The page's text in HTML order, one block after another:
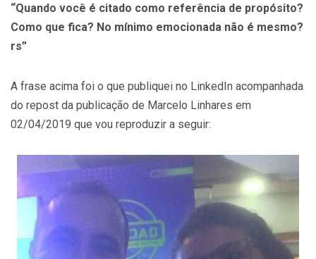
“Quando você é citado como referência de propósito?
Como que fica? No mínimo emocionada não é mesmo?
rs”
A frase acima foi o que publiquei no LinkedIn acompanhada
do repost da publicação de Marcelo Linhares em
02/04/2019 que vou reproduzir a seguir: